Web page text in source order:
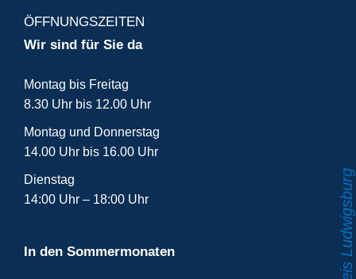
ÖFFNUNGSZEITEN
Wir sind für Sie da
Montag bis Freitag
8.30 Uhr bis 12.00 Uhr
Montag und Donnerstag
14.00 Uhr bis 16.00 Uhr
Dienstag
14:00 Uhr – 18:00 Uhr
In den Sommermonaten